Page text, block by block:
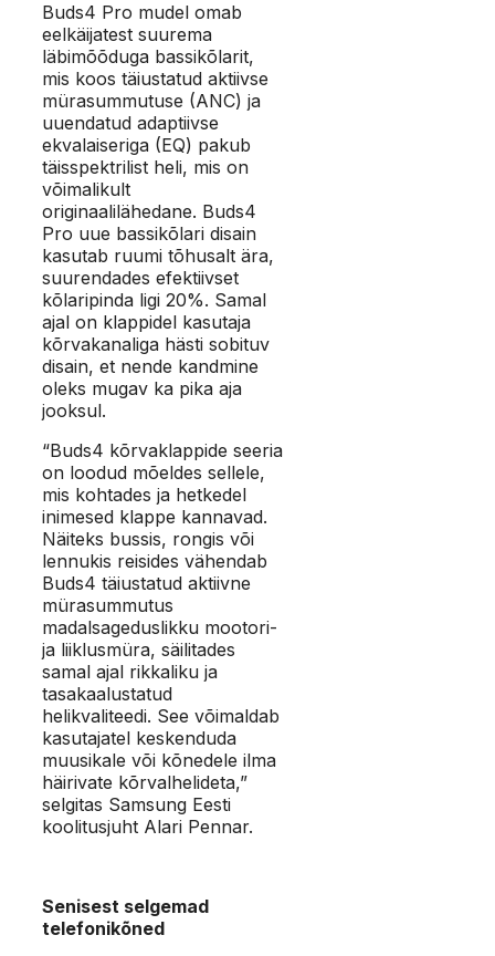
Buds4 Pro mudel omab
eelkäijatest suurema
läbimõõduga bassikõlarit,
mis koos täiustatud aktiivse
mürasummutuse (ANC) ja
uuendatud adaptiivse
ekvalaiseriga (EQ) pakub
täisspektrilist heli, mis on
võimalikult
originaalilähedane. Buds4
Pro uue bassikõlari disain
kasutab ruumi tõhusalt ära,
suurendades efektiivset
kõlaripinda ligi 20%. Samal
ajal on klappidel kasutaja
kõrvakanaliga hästi sobituv
disain, et nende kandmine
oleks mugav ka pika aja
jooksul.
“Buds4 kõrvaklappide seeria
on loodud mõeldes sellele,
mis kohtades ja hetkedel
inimesed klappe kannavad.
Näiteks bussis, rongis või
lennukis reisides vähendab
Buds4 täiustatud aktiivne
mürasummutus
madalsageduslikku mootori-
ja liiklusmüra, säilitades
samal ajal rikkaliku ja
tasakaalustatud
helikvaliteedi. See võimaldab
kasutajatel keskenduda
muusikale või kõnedele ilma
häirivate kõrvalhelideta,”
selgitas Samsung Eesti
koolitusjuht Alari Pennar.
Senisest selgemad
telefonikõned